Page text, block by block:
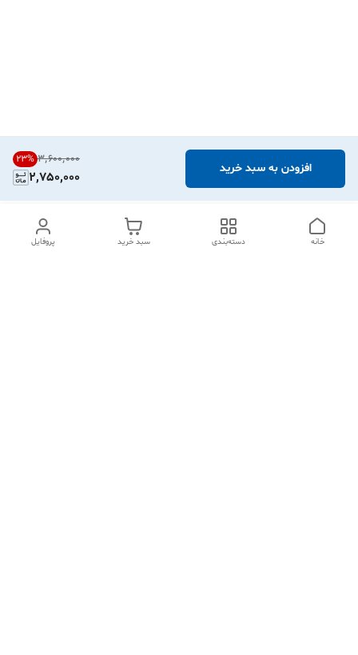
۳٬۶۰۰٬۰۰۰ 23%
2,750,000
افزودن به سبد خرید
پروفایل سبد خرید دسته‌بندی خانه